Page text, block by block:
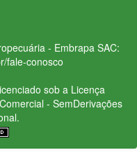
- Embrapa SAC:
fale-conosco
sob a Licença
- SemDerivações